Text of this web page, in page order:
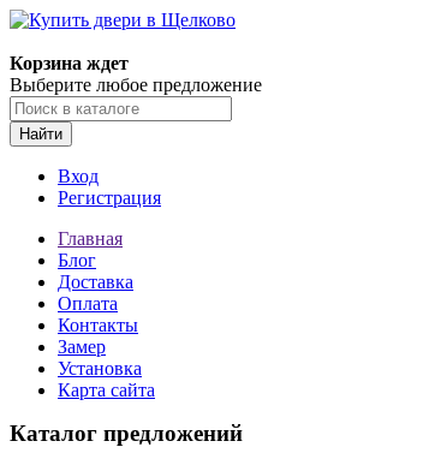
Корзина ждет
Выберите любое предложение
Найти
Вход
Регистрация
Главная
Блог
Доставка
Оплата
Контакты
Замер
Установка
Карта сайта
Каталог предложений